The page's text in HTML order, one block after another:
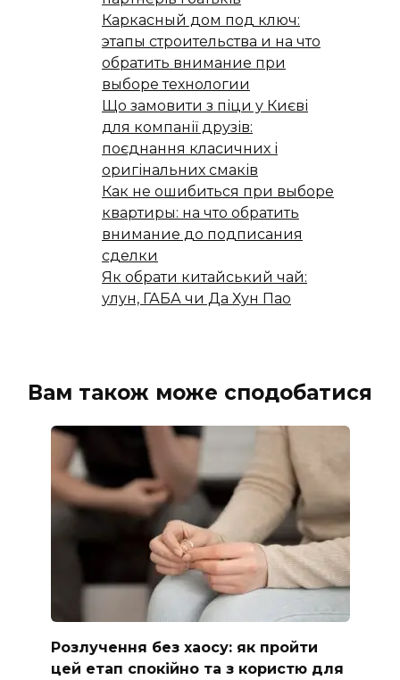
Каркасный дом под ключ:
этапы строительства и на что
обратить внимание при
выборе технологии
Що замовити з піци у Києві
для компанії друзів:
поєднання класичних і
оригінальних смаків
Как не ошибиться при выборе
квартиры: на что обратить
внимание до подписания
сделки
Як обрати китайський чай:
улун, ГАБА чи Да Хун Пао
Вам також може сподобатися
Розлучення без хаосу: як пройти
цей етап спокійно та з користю для